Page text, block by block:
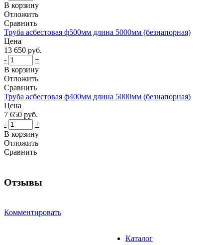
В корзину
Отложить
Сравнить
Труба асбестовая ф500мм длина 5000мм (безнапорная)
Цена
13 650 руб.
-
+
В корзину
Отложить
Сравнить
Труба асбестовая ф400мм длина 5000мм (безнапорная)
Цена
7 650 руб.
-
+
В корзину
Отложить
Сравнить
Отзывы
Комментировать
Каталог